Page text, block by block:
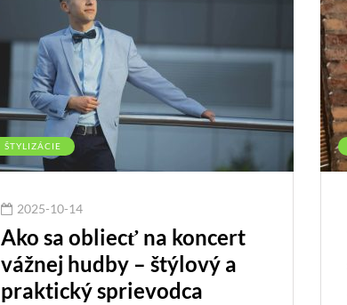
ŠTYLIZÁCIE
2025-10-14
Ako sa obliecť na koncert
vážnej hudby – štýlový a
praktický sprievodca